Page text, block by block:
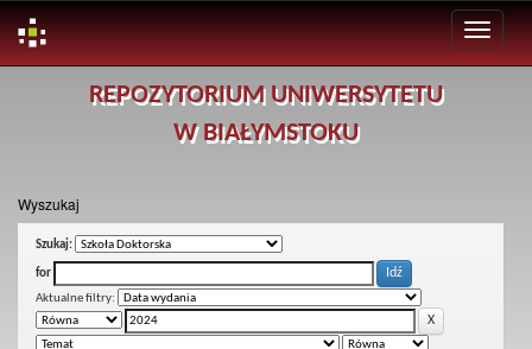
REPOZYTORIUM UNIWERSYTETU
W BIAŁYMSTOKU
Wyszukaj
Szukaj:
for
Aktualne filtry: